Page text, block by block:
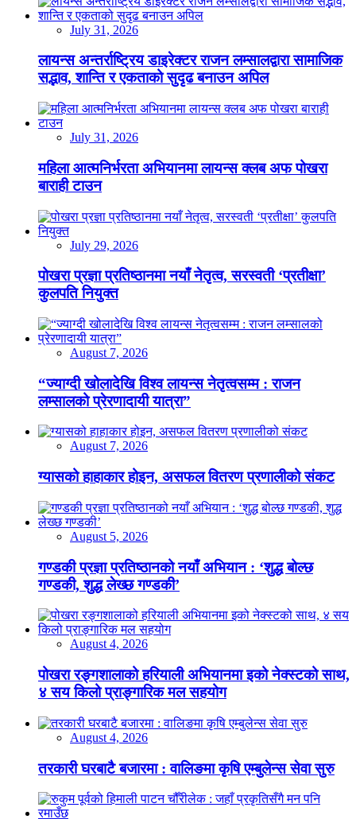
July 31, 2026
लायन्स अन्तर्राष्ट्रिय डाइरेक्टर राजन लम्सालद्वारा सामाजिक
सद्भाव, शान्ति र एकताको सुदृढ बनाउन अपिल
July 31, 2026
महिला आत्मनिर्भरता अभियानमा लायन्स क्लब अफ पोखरा
बाराही टाउन
July 29, 2026
पोखरा प्रज्ञा प्रतिष्ठानमा नयाँ नेतृत्व, सरस्वती ‘प्रतीक्षा’
कुलपति नियुक्त
August 7, 2026
“ज्याग्दी खोलादेखि विश्व लायन्स नेतृत्वसम्म : राजन
लम्सालको प्रेरणादायी यात्रा”
August 7, 2026
ग्यासको हाहाकार होइन, असफल वितरण प्रणालीको संकट
August 5, 2026
गण्डकी प्रज्ञा प्रतिष्ठानको नयाँ अभियान : ‘शुद्ध बोल्छ
गण्डकी, शुद्ध लेख्छ गण्डकी’
August 4, 2026
पोखरा रङ्गशालाको हरियाली अभियानमा इको नेक्स्टको साथ,
४ सय किलो प्राङ्गारिक मल सहयोग
August 4, 2026
तरकारी घरबाटै बजारमा : वालिङमा कृषि एम्बुलेन्स सेवा सुरु